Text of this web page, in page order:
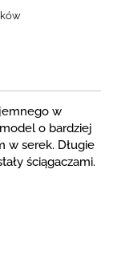
w
o bardziej
w serek. Długie
ściągaczami.